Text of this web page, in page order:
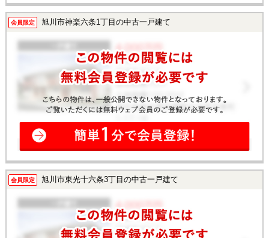
会員限定 旭川市神楽六条1丁目の中古一戸建て
会員限定 旭川市東光十六条3丁目の中古一戸建て